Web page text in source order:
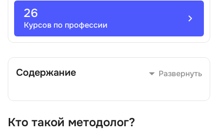
26
Курсов по профессии
Содержание
Кто такой методолог?
Развернуть
Кто такой методолог?